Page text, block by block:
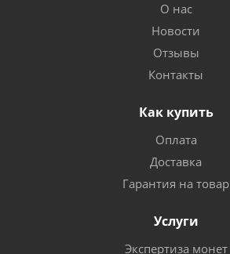
О нас
Новости
Отзывы
Контакты
Как купить
Оплата
Доставка
Гарантия на товар
Услуги
Экспертиза монет